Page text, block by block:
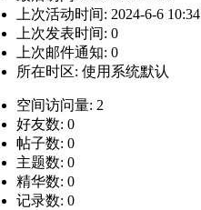
上次活动时间: 2024-6-6 10:34
上次发表时间: 0
上次邮件通知: 0
所在时区: 使用系统默认
空间访问量: 2
好友数: 0
帖子数: 0
主题数: 0
精华数: 0
记录数: 0